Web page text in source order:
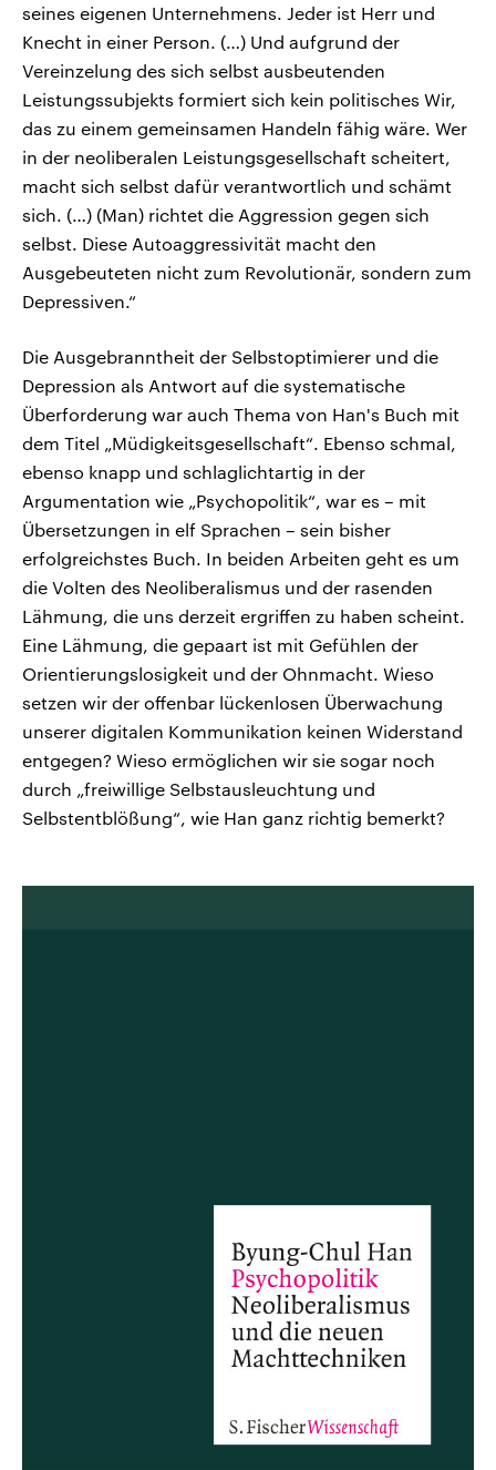
seines eigenen Unternehmens. Jeder ist Herr und
Knecht in einer Person. (…) Und aufgrund der
Vereinzelung des sich selbst ausbeutenden
Leistungssubjekts formiert sich kein politisches Wir,
das zu einem gemeinsamen Handeln fähig wäre. Wer
in der neoliberalen Leistungsgesellschaft scheitert,
macht sich selbst dafür verantwortlich und schämt
sich. (…) (Man) richtet die Aggression gegen sich
selbst. Diese Autoaggressivität macht den
Ausgebeuteten nicht zum Revolutionär, sondern zum
Depressiven.“
Die Ausgebranntheit der Selbstoptimierer und die
Depression als Antwort auf die systematische
Überforderung war auch Thema von Han's Buch mit
dem Titel „Müdigkeitsgesellschaft“. Ebenso schmal,
ebenso knapp und schlaglichtartig in der
Argumentation wie „Psychopolitik“, war es – mit
Übersetzungen in elf Sprachen – sein bisher
erfolgreichstes Buch. In beiden Arbeiten geht es um
die Volten des Neoliberalismus und der rasenden
Lähmung, die uns derzeit ergriffen zu haben scheint.
Eine Lähmung, die gepaart ist mit Gefühlen der
Orientierungslosigkeit und der Ohnmacht. Wieso
setzen wir der offenbar lückenlosen Überwachung
unserer digitalen Kommunikation keinen Widerstand
entgegen? Wieso ermöglichen wir sie sogar noch
durch „freiwillige Selbstausleuchtung und
Selbstentblößung“, wie Han ganz richtig bemerkt?